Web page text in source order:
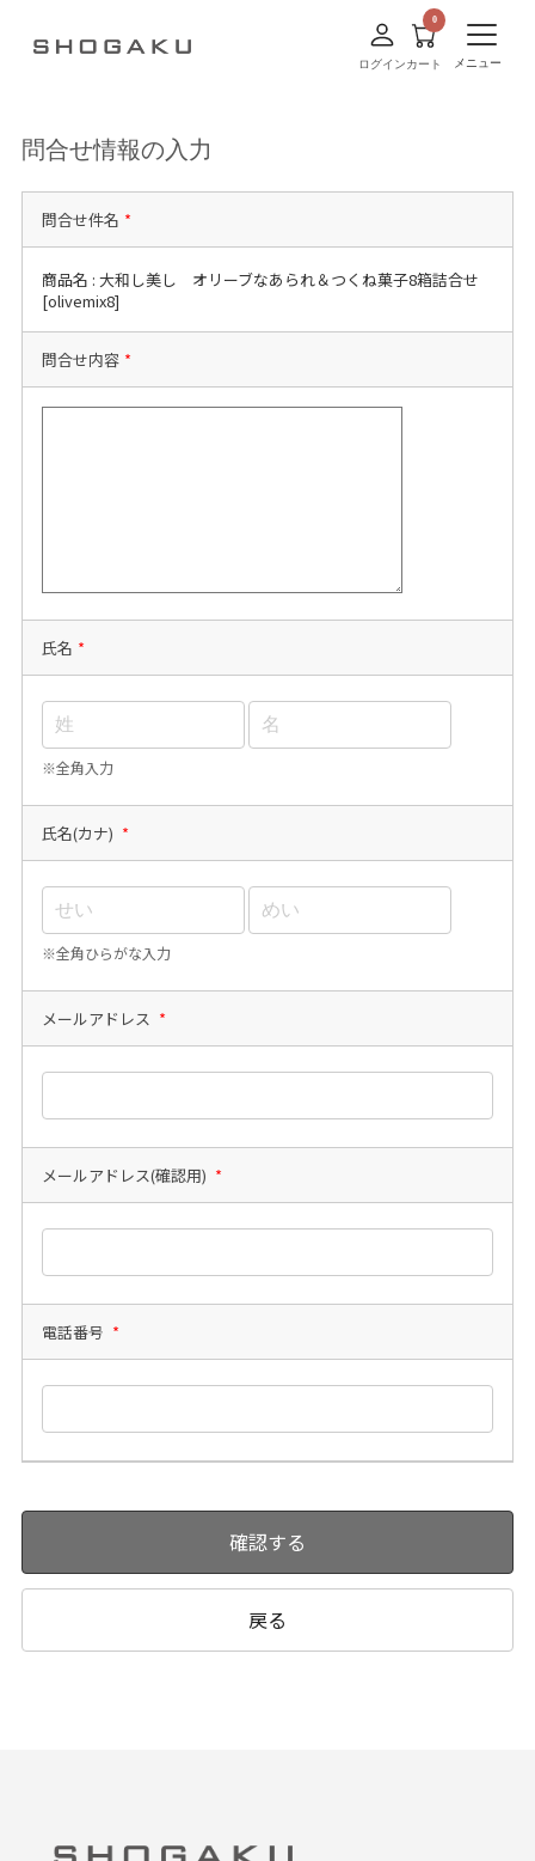
ログインカート メニュー
問合せ情報の入力
問合せ件名 *
商品名 : 大和し美し オリーブなあられ＆つくね菓子8箱詰合せ
[olivemix8]
問合せ内容 *
氏名 *
※全角入力
氏名(カナ) *
※全角ひらがな入力
メールアドレス *
メールアドレス(確認用) *
電話番号 *
確認する
戻る